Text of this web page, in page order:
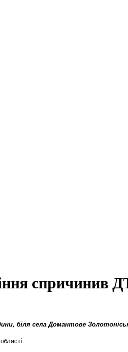
спричинив
біля села Домантове